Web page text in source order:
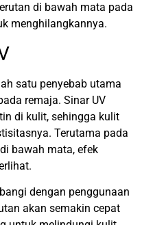
di bawah mata pada
menghilangkannya.
satu penyebab utama
remaja. Sinar UV
di kulit, sehingga kulit
Terutama pada
bawah mata, efek
dengan penggunaan
akan semakin cepat